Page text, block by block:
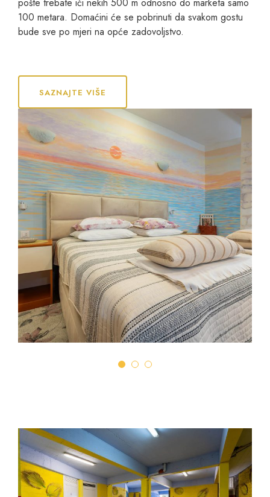
pošte trebate ići nekih 500 m odnosno do marketa samo
100 metara. Domaćini će se pobrinuti da svakom gostu
bude sve po mjeri na opće zadovoljstvo.
SAZNAJTE VIŠE